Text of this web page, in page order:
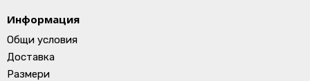
Информация
Общи условия
Доставка
Размери